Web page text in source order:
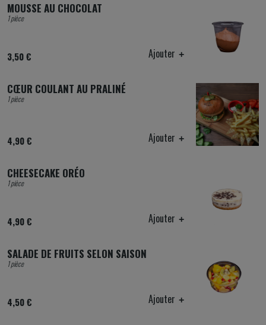
MOUSSE AU CHOCOLAT
1 pièce
3,50 € Ajouter
CŒUR COULANT AU PRALINÉ
1 pièce
4,90 € Ajouter
CHEESECAKE ORÉO
1 pièce
4,90 € Ajouter
SALADE DE FRUITS SELON SAISON
1 pièce
4,50 € Ajouter